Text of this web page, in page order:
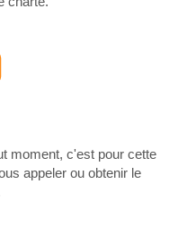
moment, c'est pour cette
appeler ou obtenir le